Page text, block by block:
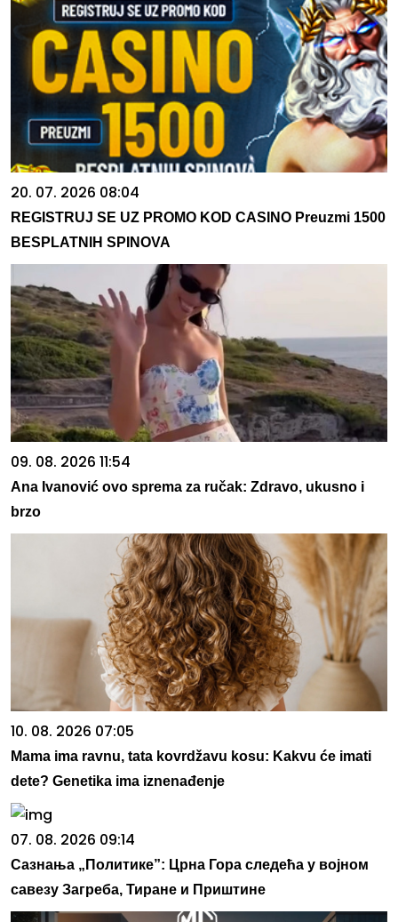
20. 07. 2026 08:04
REGISTRUJ SE UZ PROMO KOD CASINO Preuzmi 1500
BESPLATNIH SPINOVA
09. 08. 2026 11:54
Ana Ivanović ovo sprema za ručak: Zdravo, ukusno i
brzo
10. 08. 2026 07:05
Mama ima ravnu, tata kovrdžavu kosu: Kakvu će imati
dete? Genetika ima iznenađenje
07. 08. 2026 09:14
Сазнања „Политике”: Црна Гора следећа у војном
савезу Загреба, Тиране и Приштине